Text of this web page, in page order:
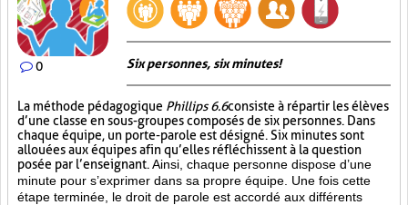
0 Six personnes, six minutes!
La méthode pédagogique Phillips 6.6consiste à répartir les élèves
d’une classe en sous-groupes composés de six personnes. Dans
chaque équipe, un porte-parole est désigné. Six minutes sont
allouées aux équipes afin qu’elles réfléchissent à la question
posée par l’enseignant. Ainsi, chaque personne dispose d’une
minute pour s’exprimer dans sa propre équipe. Une fois cette
étape terminée, le droit de parole est accordé aux différents